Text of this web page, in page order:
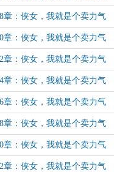
党（51）
章：侠女，我就是个卖力气
党（53）
章：侠女，我就是个卖力气
党（55）
章：侠女，我就是个卖力气
党（57）
章：侠女，我就是个卖力气
党（59）
章：侠女，我就是个卖力气
党（61）
章：侠女，我就是个卖力气
党（63）
章：侠女，我就是个卖力气
党（65）
章：侠女，我就是个卖力气